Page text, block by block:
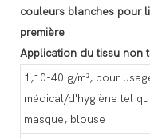
couleurs blanches pour
première
Application du tissu non
1,10-40 g/m², pour
médical/d'hygiène tel
masque, blouse